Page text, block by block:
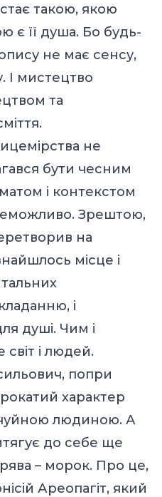
такою, якою
є її душа. Бо будь-
не має сенсу,
І мистецтво
та
не
бути чесним
і контекстом
Зрештою,
на
місце і
і
душі. Чим і
і людей.
попри
характер
чуйною людиною. А
до себе ще
– морок. Про це,
Ареопагіт, який